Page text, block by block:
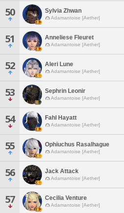
50 Sylvia Zhwan
Adamantoise [Aether]
51 Anneliese Fleuret
Adamantoise [Aether]
52 Aleri Lune
Adamantoise [Aether]
53 Sephrin Leonir
Adamantoise [Aether]
54 Fahl Hayatt
Adamantoise [Aether]
55 Ophiuchus Rasalhague
Adamantoise [Aether]
56 Jack Attack
Adamantoise [Aether]
57 Cecilia Venture
Adamantoise [Aether]